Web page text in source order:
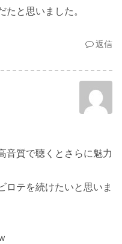
と思いました。
返信
音質で聴くとさらに魅力
ロテを続けたいと思いま